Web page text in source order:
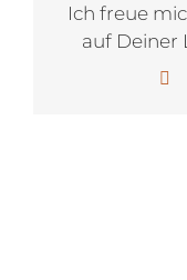
Ich freue
auf Deiner